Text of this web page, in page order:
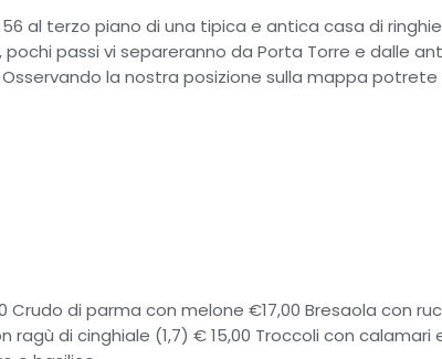
al terzo piano di una tipica e antica casa di
passi vi separeranno da Porta Torre e dalle
la nostra posizione sulla mappa
di parma con melone €17,00 Bresaola con
ragù di cinghiale (1,7) € 15,00 Troccoli con